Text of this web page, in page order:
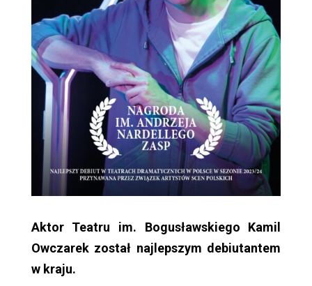
Aktor Teatru im. Bogusławskiego Kamil
Owczarek został najlepszym debiutantem
w kraju.